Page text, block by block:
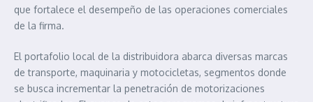
que fortalece el desempeño de las operaciones comerciales
de la firma.
El portafolio local de la distribuidora abarca diversas marcas
de transporte, maquinaria y motocicletas, segmentos donde
se busca incrementar la penetración de motorizaciones